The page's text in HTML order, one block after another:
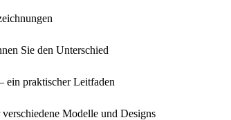
Sie den Unterschied
ein praktischer Leitfaden
Modelle und Designs